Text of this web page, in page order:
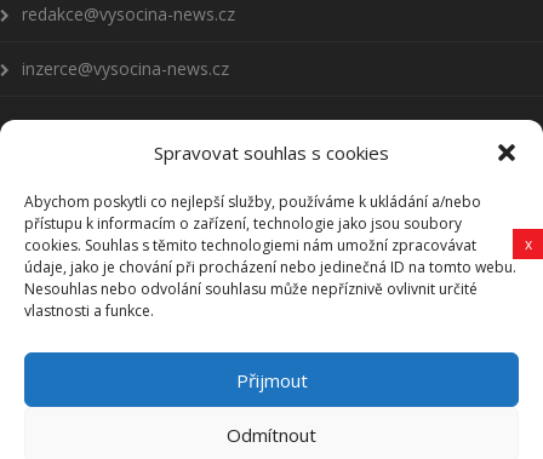
Spravovat souhlas s cookies
Abychom poskytli co nejlepší služby, používáme k ukládání a/nebo
přístupu k informacím o zařízení, technologie jako jsou soubory
cookies. Souhlas s těmito technologiemi nám umožní zpracovávat
údaje, jako je chování při procházení nebo jedinečná ID na tomto webu.
Nesouhlas nebo odvolání souhlasu může nepříznivě ovlivnit určité
vlastnosti a funkce.
Přijmout
Odmítnout
redakce@vysocina-news.cz
inzerce@vysocina-news.cz
Přihlásit se k odběru novinek
Všeobecné podmínky
Vysočina-news.cz
Zpravodajství z Vysočiny
x